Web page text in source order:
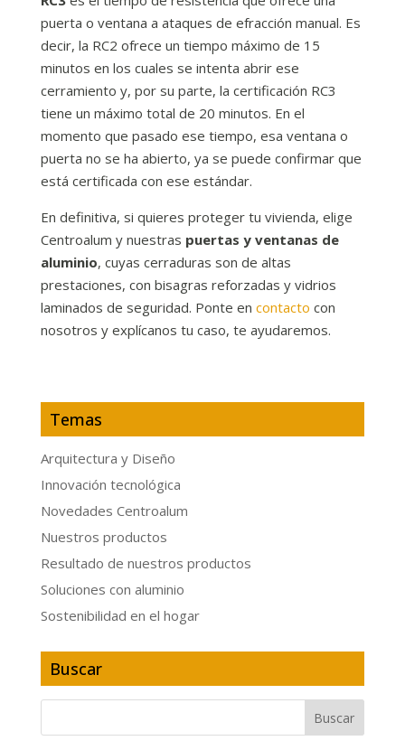
puerta o ventana a ataques de efracción manual. Es
decir, la RC2 ofrece un tiempo máximo de 15
minutos en los cuales se intenta abrir ese
cerramiento y, por su parte, la certificación RC3
tiene un máximo total de 20 minutos. En el
momento que pasado ese tiempo, esa ventana o
puerta no se ha abierto, ya se puede confirmar que
está certificada con ese estándar.
En definitiva, si quieres proteger tu vivienda, elige
Centroalum y nuestras puertas y ventanas de
aluminio, cuyas cerraduras son de altas
prestaciones, con bisagras reforzadas y vidrios
laminados de seguridad. Ponte en contacto con
nosotros y explícanos tu caso, te ayudaremos.
Temas
Arquitectura y Diseño
Innovación tecnológica
Novedades Centroalum
Nuestros productos
Resultado de nuestros productos
Soluciones con aluminio
Sostenibilidad en el hogar
Buscar